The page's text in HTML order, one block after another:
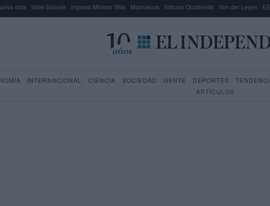
vida Valle Salvaje Ingreso Mínimo Vital Marruecos Sáhara Occidental Von der Leyen
INTERNACIONAL CIENCIA SOCIEDAD GENTE DEPORTES
ARTÍCULOS